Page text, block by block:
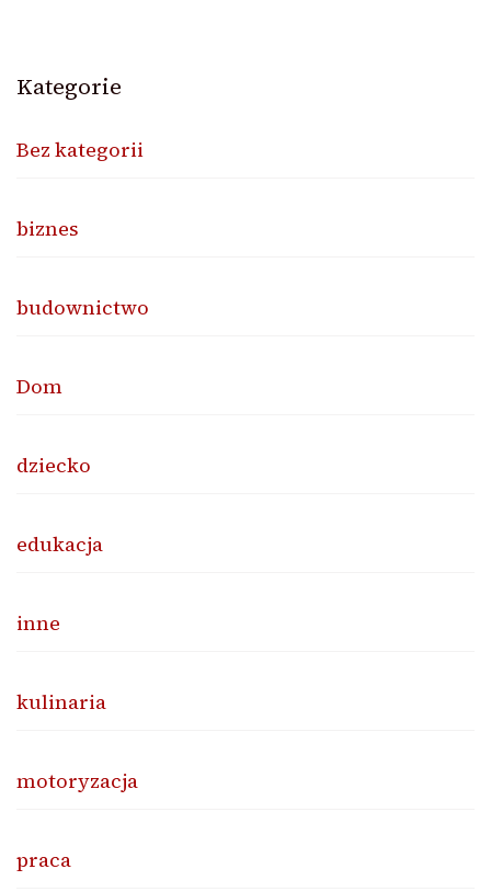
Kategorie
Bez kategorii
biznes
budownictwo
Dom
dziecko
edukacja
inne
kulinaria
motoryzacja
praca